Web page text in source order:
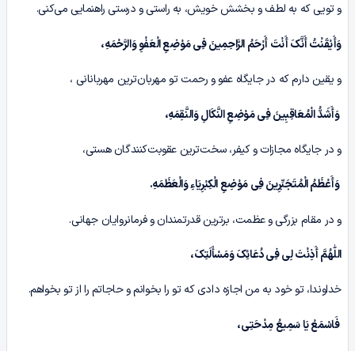
و تویی که به لطف و بخشش خویش، به راستی و درستی راهنمایی می‌کنی.
وَأَیْقَنْتُ أَنَّکَ أَنْتَ أَرْحَمُ الرَّاحِمِینَ فِی مَوْضِعِ الْعَفْوِ وَالرَّحْمَهِ،
و یقین دارم که در جایگاه عفو و رحمت تو مهربان‌ترین مهربانانی ،
وَأَشَدُّ الْمُعَاقِبِینَ فِی مَوْضِعِ النَّکَالِ وَالنَّقِمَهِ،
و در جایگاه مجازات و کیفر، سخت‌ترین عقوبت‌کنندگان هستی،
وَأَعْظَمُ الْمُتَجَبِّرِینَ فِی مَوْضِعِ الْکِبْرِیَاءِ وَالْعَظَمَهِ.
و در مقام بزرگی و عظمت، برترین قدرتمندان و فرمانروایان جهانی.
اللّٰهُمَّ أَذِنْتَ لِی فِی دُعَائِکَ وَمَسْأَلَتِکَ،
خداوندا، تو خود به من اجازه دادی که تو را بخوانم و حاجاتم را از تو بخواهم.
فَاسْمَعْ یَا سَمِیعُ مِدْحَتِی،